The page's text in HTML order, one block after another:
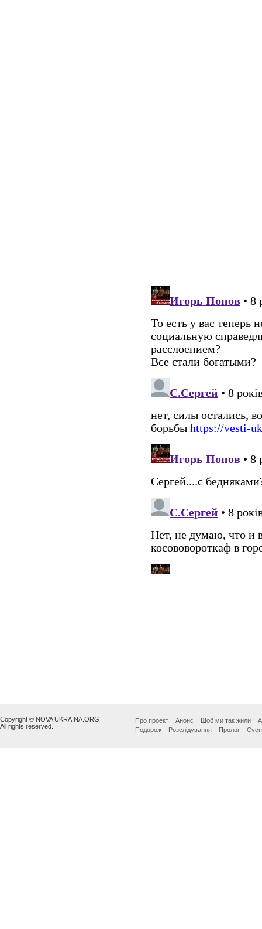
Copyright © NOVA UKRAINA.ORG
All rights reserved.
Про проект Анонс Щоб ми так жили
Подорож
Розслідування Пролог